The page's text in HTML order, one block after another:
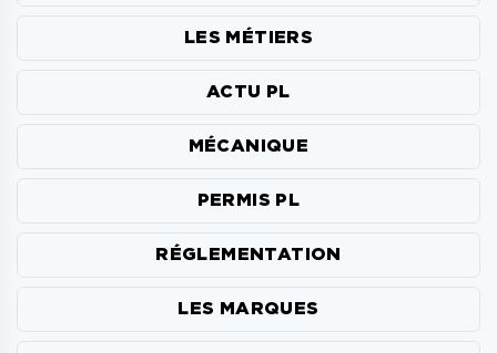
LES MÉTIERS
ACTU PL
MÉCANIQUE
PERMIS PL
RÉGLEMENTATION
LES MARQUES